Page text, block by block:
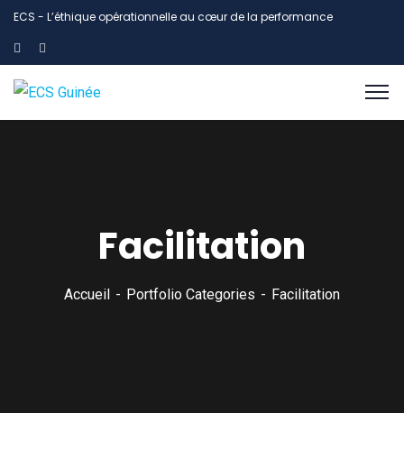
ECS - L’éthique opérationnelle au cœur de la performance
Facilitation
Accueil Portfolio Categories Facilitation